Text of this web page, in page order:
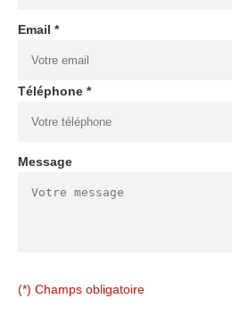
Email *
Téléphone *
Message
(*) Champs obligatoire